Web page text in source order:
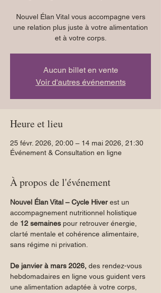
Nouvel Élan Vital vous accompagne vers
une relation plus juste à votre alimentation
et à votre corps.
Aucun billet en vente
Voir d'autres événements
Heure et lieu
25 févr. 2026, 20:00 – 14 mai 2026, 21:30
Événement & Consultation en ligne
À propos de l'événement
Nouvel Élan Vital – Cycle Hiver est un
accompagnement nutritionnel holistique
de 12 semaines pour retrouver énergie,
clarté mentale et cohérence alimentaire,
sans régime ni privation.
De janvier à mars 2026, des rendez-vous
hebdomadaires en ligne vous guident vers
une alimentation adaptée à votre corps,